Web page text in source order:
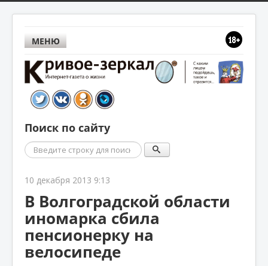
МЕНЮ
Поиск по сайту
Поиск
10 декабря 2013 9:13
В Волгоградской области
иномарка сбила
пенсионерку на
велосипеде